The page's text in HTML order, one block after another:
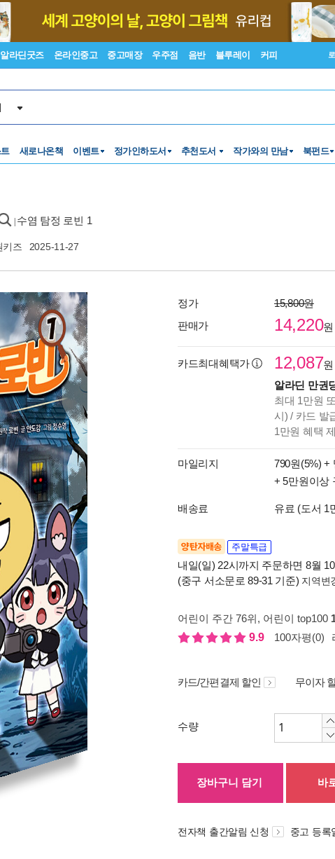
알라딘굿즈 온라인중고 중고매장 우주점 음반 블루레이 커피
새로나온책 이벤트 정가인하도서 추천도서 작가와의 만남 북펀드
수염 탐정 로빈 1
키즈 2025-11-27
정가
15,800원
판매가
14,220
카드최대혜택가 12,087원
알라딘 만권
최대 1만원
시) / 카드 발
1만원 혜택
마일리지 790원(5%) +
+ 5만원이상
배송료 유료 (도서 1
양탄자배송 주말특급
내일(일) 22시까지 주문하면 8월
(중구 서소문로 89-31 기준) 지역변
어린이 주간 76위, 어린이 top100
9.9
100자평(0)
카드/간편결제 할인 무이자
수량
장바구니 담기 바
전자책 출간알림 신청 중고 등록